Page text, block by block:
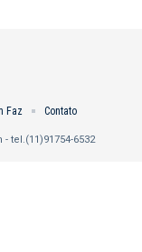
- tel.(11)91754-6532
Faz Contato